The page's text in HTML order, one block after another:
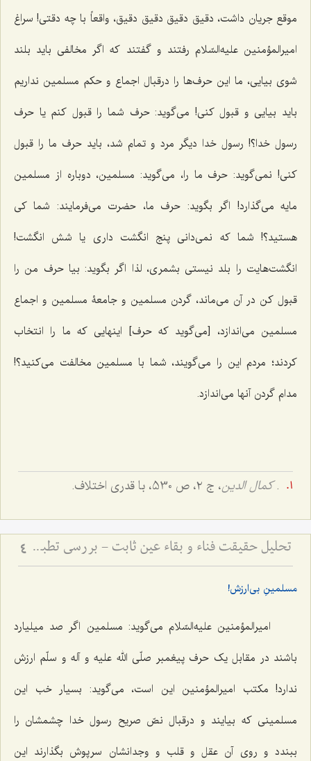
موقع جریان داشت، دقیق دقیق دقیق دقیق، واقعاً با چه دقتی! سراغ
امیرالمؤمنین علیه‌السّلام رفتند و گفتند که اگر مخالفى باید بلند
شوى بیایی، ما این حرف‌ها را درقبال اجماع و حکم مسلمین نداریم
باید بیایى و قبول کنی! مى‌گوید: حرف شما را قبول کنم یا حرف
رسول خدا؟! رسول خدا دیگر مرد و تمام شد، باید حرف ما را قبول
کنی! نمى‌گوید: حرف ما را، مى‌گوید: مسلمین، دوباره از مسلمین
مایه مى‌گذارد! اگر بگوید: حرف ما، حضرت مى‌فرمایند: شما کى
هستید؟! شما که نمی‌دانی پنج انگشت داری یا شش انگشت!
انگشت‌هایت را بلد نیستى بشمری، لذا اگر بگوید: بیا حرف من را
قبول کن در آن مى‌ماند، گردن مسلمین و جامعۀ مسلمین و اجماع
مسلمین مى‌اندازد، [می‌گوید که حرف] اینهایى که ما را انتخاب
کردند؛ مردم این را مى‌گویند، شما با مسلمین مخالفت مى‌کنید؟!
مدام گردن آنها مى‌اندازد.
.كمال الدین، ج ۲، ص 530، با قدری اختلاف.
تحلیل حقیقت فناء و بقاء عین ثابت - بررسی تطبیقی دیدگاه‌های عرفانی و فلسفی در سیر و سلوک 4
مسلمینِ بی‌ارزش!
امیرالمؤمنین علیه‌السّلام مى‌گوید: مسلمین اگر صد میلیارد
باشند در مقابل یک حرف پیغمبر صلّى الله علیه ‌و آله‌ و سلّم ارزش
ندارد! مکتب امیرالمؤمنین این است، مى‌گوید: بسیار خب این
مسلمینى که بیایند و درقبال نصّ صریح رسول خدا چشمشان را
ببندد و روى آن عقل و قلب و وجدانشان سرپوش بگذارند این